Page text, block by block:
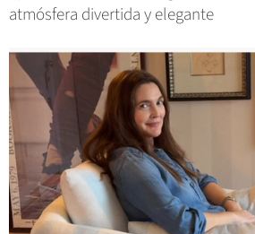
atmósfera divertida y elegante